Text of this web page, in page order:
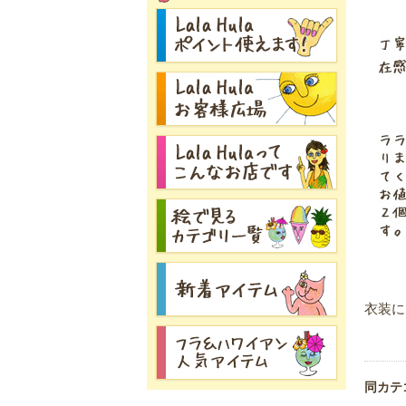
衣装
同カ